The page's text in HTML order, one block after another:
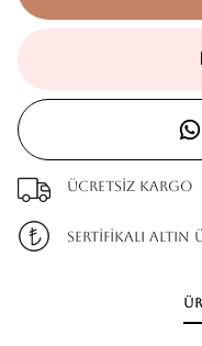
Ücretsiz kargo
SERTİFİKALI ALTIN